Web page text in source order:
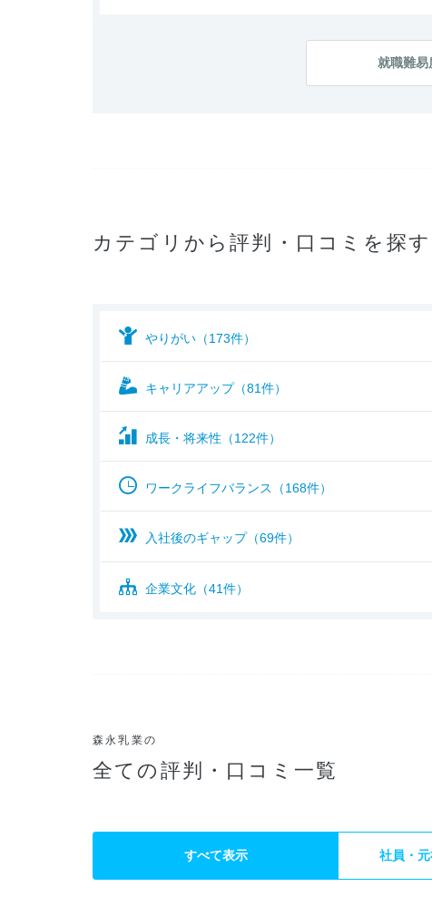
就職難易
カテゴリから評判・口コミを探す
やりがい（173件）
キャリアアップ（81件）
成長・将来性（122件）
ワークライフバランス（168件）
入社後のギャップ（69件）
企業文化（41件）
森永乳業の
全ての評判・口コミ一覧
すべて表示 社員・